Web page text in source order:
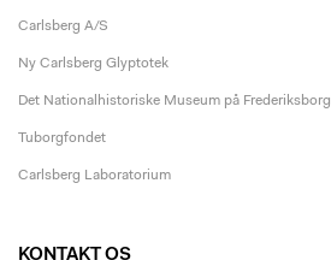
Carlsberg A/S
Ny Carlsberg Glyptotek
Det Nationalhistoriske Museum på Frederiksborg
Tuborgfondet
Carlsberg Laboratorium
KONTAKT OS